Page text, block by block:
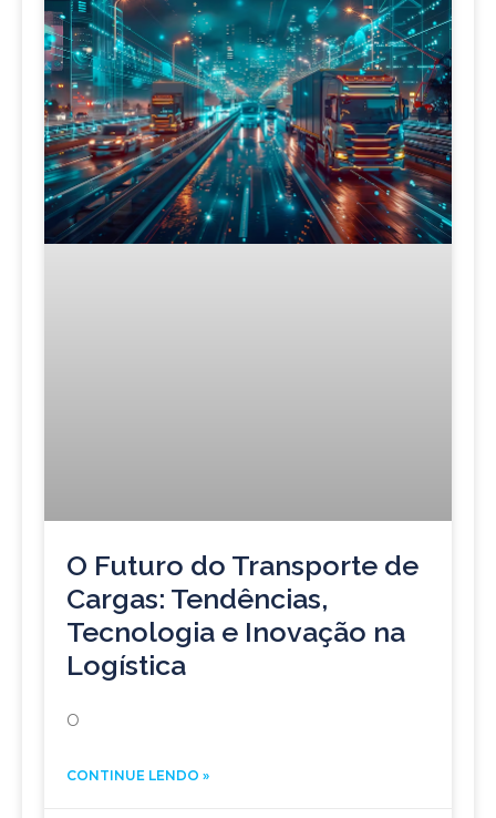
O Futuro do Transporte de
Cargas: Tendências,
Tecnologia e Inovação na
Logística
O
CONTINUE LENDO »